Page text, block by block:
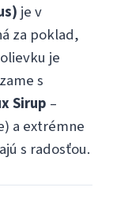
je v
za poklad,
je
s
Sirup –
a extrémne
s radosťou.